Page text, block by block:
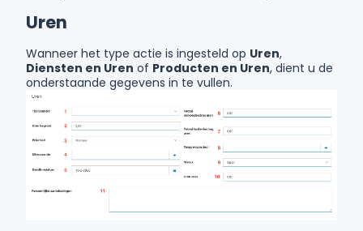
Uren
Wanneer het type actie is ingesteld op Uren,
Diensten en Uren of Producten en Uren, dient u de
onderstaande gegevens in te vullen.